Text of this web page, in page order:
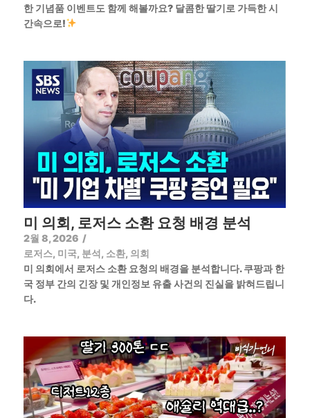
한 기념품 이벤트도 함께 해볼까요? 달콤한 딸기로 가득한 시
간속으로!
미 의회, 로저스 소환 요청 배경 분석
2월 8, 2026 /
로저스, 미국, 분석, 소환, 의회
미 의회에서 로저스 소환 요청의 배경을 분석합니다. 쿠팡과 한
국 정부 간의 긴장 및 개인정보 유출 사건의 진실을 밝혀드립니
다.